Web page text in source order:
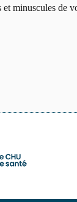
minuscules de